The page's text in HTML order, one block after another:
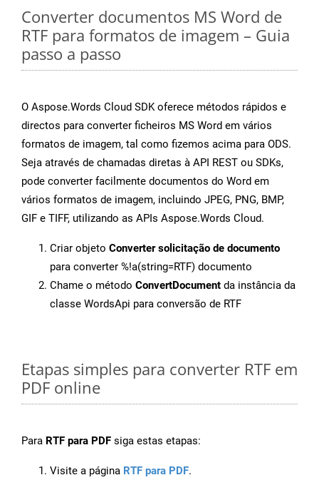
Converter documentos MS Word de
RTF para formatos de imagem – Guia
passo a passo
O Aspose.Words Cloud SDK oferece métodos rápidos e
directos para converter ficheiros MS Word em vários
formatos de imagem, tal como fizemos acima para ODS.
Seja através de chamadas diretas à API REST ou SDKs,
pode converter facilmente documentos do Word em
vários formatos de imagem, incluindo JPEG, PNG, BMP,
GIF e TIFF, utilizando as APIs Aspose.Words Cloud.
Criar objeto Converter solicitação de documento
para converter %!a(string=RTF) documento
Chame o método ConvertDocument da instância da
classe WordsApi para conversão de RTF
Etapas simples para converter RTF em
PDF online
Para RTF para PDF siga estas etapas:
Visite a página RTF para PDF.